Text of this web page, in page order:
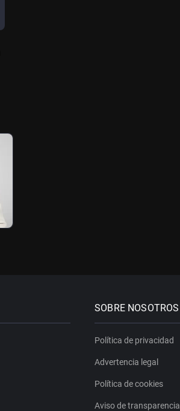
SOBRE NOSOTROS
Política de privacidad
Advertencia legal
Política de cookies
Aviso de transparencia